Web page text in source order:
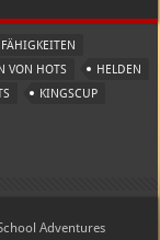
VON HOTS
HELDEN
KINGSCUP
Adventures